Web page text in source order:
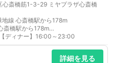
斎橋筋1-3-29 ミヤプラザ心斎橋
線 心斎橋駅から178m
斎橋駅から178m
橋駅から406m
ディナー】16:00～23:00
詳細を見る